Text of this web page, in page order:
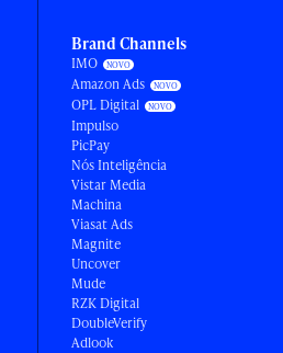
Brand Channels
IMO
Amazon Ads
OPL Digital
Impulso
PicPay
Nós Inteligência
Vistar Media
Machina
Viasat Ads
Magnite
Uncover
Mude
RZK Digital
DoubleVerify
Adlook